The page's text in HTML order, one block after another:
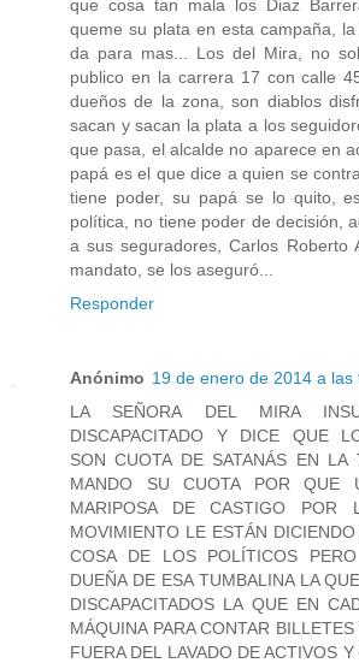
que cosa tan mala los Diaz
queme su plata en esta campaña,
da para mas... Los del Mira, no
publico en la carrera 17 con calle
dueños de la zona, son diablos
sacan y sacan la plata a los
que pasa, el alcalde no aparece en
papá es el que dice a quien se
tiene poder, su papá se lo quito,
política, no tiene poder de decisión,
a sus seguradores, Carlos Roberto
mandato, se los aseguró...
Responder
Anónimo 19 de enero de 2014 a las
LA SEÑORA DEL MIRA
DISCAPACITADO Y DICE QUE
SON CUOTA DE SATANÁS EN LA
MANDO SU CUOTA POR QUE
MARIPOSA DE CASTIGO POR
MOVIMIENTO LE ESTÁN
COSA DE LOS POLÍTICOS
DUEÑA DE ESA TUMBALINA LA
DISCAPACITADOS LA QUE EN
MÁQUINA PARA CONTAR
FUERA DEL LAVADO DE ACTIVOS